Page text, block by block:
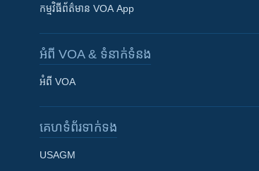
កម្មវិធី​ព័ត៌មាន VOA App
អំពី​ VOA & ទំនាក់ទំនង
អំពី​ VOA
គេហទំព័រ​​ទាក់ទង
USAGM